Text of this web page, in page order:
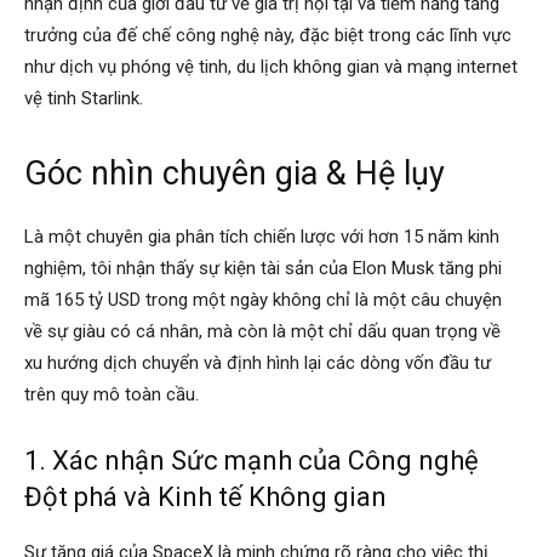
trưởng của đế chế công nghệ này, đặc biệt trong các lĩnh vực
như dịch vụ phóng vệ tinh, du lịch không gian và mạng internet
vệ tinh Starlink.
Góc nhìn chuyên gia & Hệ lụy
Là một chuyên gia phân tích chiến lược với hơn 15 năm kinh
nghiệm, tôi nhận thấy sự kiện tài sản của Elon Musk tăng phi
mã 165 tỷ USD trong một ngày không chỉ là một câu chuyện
về sự giàu có cá nhân, mà còn là một chỉ dấu quan trọng về
xu hướng dịch chuyển và định hình lại các dòng vốn đầu tư
trên quy mô toàn cầu.
1. Xác nhận Sức mạnh của Công nghệ
Đột phá và Kinh tế Không gian
Sự tăng giá của SpaceX là minh chứng rõ ràng cho việc thị